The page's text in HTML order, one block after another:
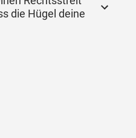
die Hügel deine